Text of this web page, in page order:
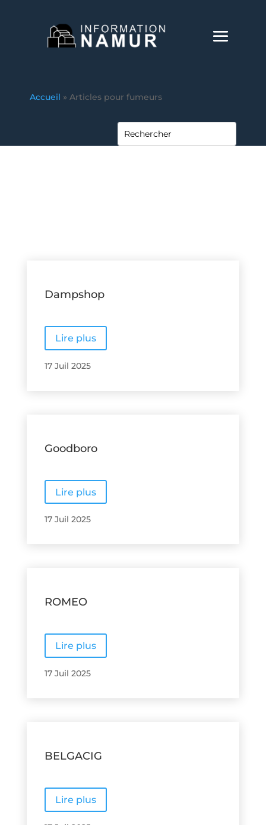
Accueil » Articles pour fumeurs
Dampshop
Lire plus
17 Juil 2025
Goodboro
Lire plus
17 Juil 2025
ROMEO
Lire plus
17 Juil 2025
BELGACIG
Lire plus